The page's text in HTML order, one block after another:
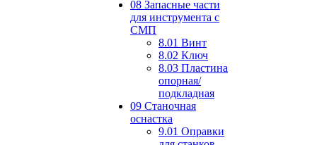
08 Запасные части
для инструмента с
СМП
8.01 Винт
8.02 Ключ
8.03 Пластина
опорная/
подкладная
09 Станочная
оснастка
9.01 Оправки